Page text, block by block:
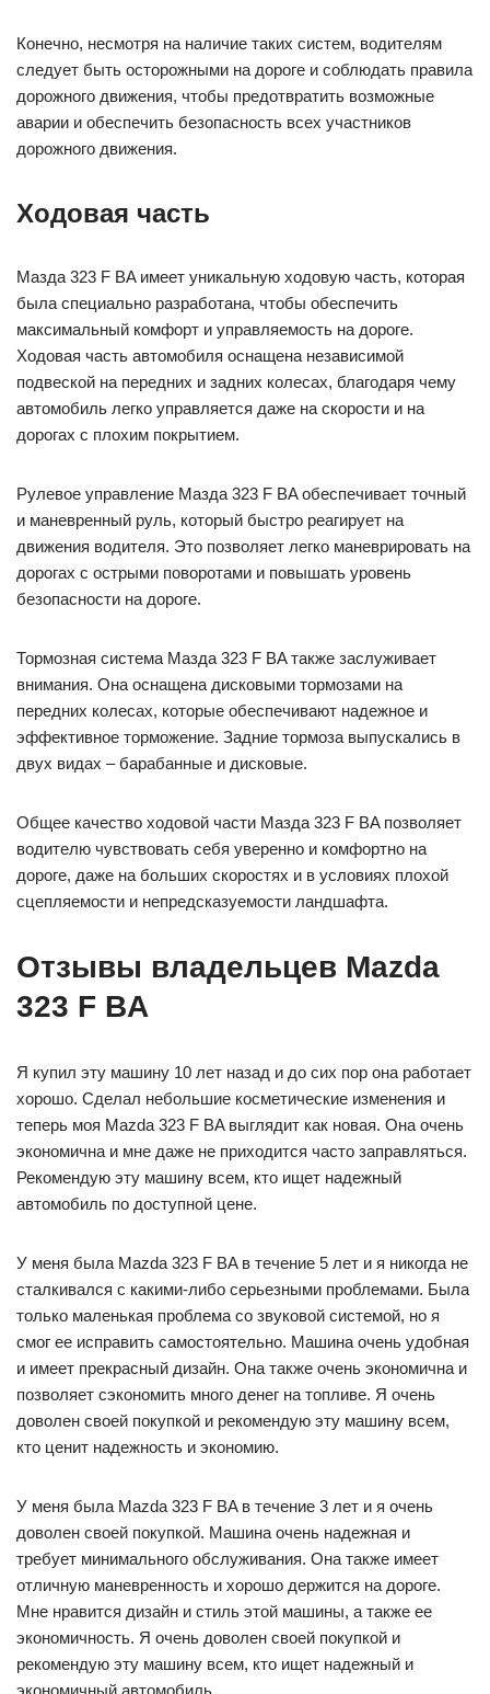
Конечно, несмотря на наличие таких систем, водителям
следует быть осторожными на дороге и соблюдать правила
дорожного движения, чтобы предотвратить возможные
аварии и обеспечить безопасность всех участников
дорожного движения.
Ходовая часть
Мазда 323 F BA имеет уникальную ходовую часть, которая
была специально разработана, чтобы обеспечить
максимальный комфорт и управляемость на дороге.
Ходовая часть автомобиля оснащена независимой
подвеской на передних и задних колесах, благодаря чему
автомобиль легко управляется даже на скорости и на
дорогах с плохим покрытием.
Рулевое управление Мазда 323 F BA обеспечивает точный
и маневренный руль, который быстро реагирует на
движения водителя. Это позволяет легко маневрировать на
дорогах с острыми поворотами и повышать уровень
безопасности на дороге.
Тормозная система Мазда 323 F BA также заслуживает
внимания. Она оснащена дисковыми тормозами на
передних колесах, которые обеспечивают надежное и
эффективное торможение. Задние тормоза выпускались в
двух видах – барабанные и дисковые.
Общее качество ходовой части Мазда 323 F BA позволяет
водителю чувствовать себя уверенно и комфортно на
дороге, даже на больших скоростях и в условиях плохой
сцепляемости и непредсказуемости ландшафта.
Отзывы владельцев Mazda
323 F BA
Я купил эту машину 10 лет назад и до сих пор она работает
хорошо. Сделал небольшие косметические изменения и
теперь моя Mazda 323 F BA выглядит как новая. Она очень
экономична и мне даже не приходится часто заправляться.
Рекомендую эту машину всем, кто ищет надежный
автомобиль по доступной цене.
У меня была Mazda 323 F BA в течение 5 лет и я никогда не
сталкивался с какими-либо серьезными проблемами. Была
только маленькая проблема со звуковой системой, но я
смог ее исправить самостоятельно. Машина очень удобная
и имеет прекрасный дизайн. Она также очень экономична и
позволяет сэкономить много денег на топливе. Я очень
доволен своей покупкой и рекомендую эту машину всем,
кто ценит надежность и экономию.
У меня была Mazda 323 F BA в течение 3 лет и я очень
доволен своей покупкой. Машина очень надежная и
требует минимального обслуживания. Она также имеет
отличную маневренность и хорошо держится на дороге.
Мне нравится дизайн и стиль этой машины, а также ее
экономичность. Я очень доволен своей покупкой и
рекомендую эту машину всем, кто ищет надежный и